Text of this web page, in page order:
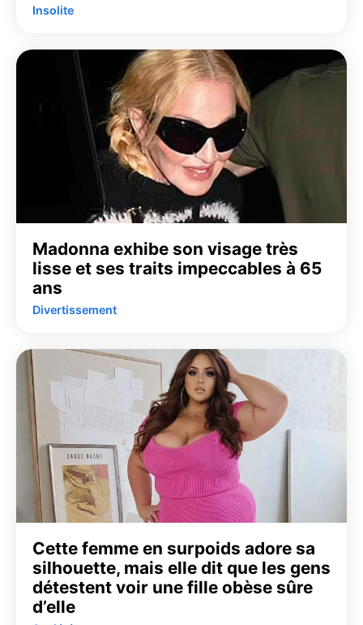
Insolite
Madonna exhibe son visage très
lisse et ses traits impeccables à 65
ans
Divertissement
Cette femme en surpoids adore sa
silhouette, mais elle dit que les gens
détestent voir une fille obèse sûre
d’elle